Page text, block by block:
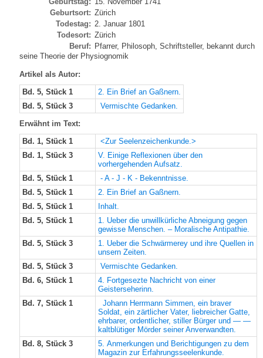
Geburtsort: Zürich
Todestag: 2. Januar 1801
Todesort: Zürich
Beruf: Pfarrer, Philosoph, Schriftsteller, bekannt durch
seine Theorie der Physiognomik
Artikel als Autor:
Bd. 5, Stück 1
2. Ein Brief an Gaßnern.
Bd. 5, Stück 3
Vermischte Gedanken.
Erwähnt im Text:
Bd. 1, Stück 1
<Zur Seelenzeichenkunde.>
Bd. 1, Stück 3
V. Einige Reflexionen über den
vorhergehenden Aufsatz.
Bd. 5, Stück 1
- A - J - K - Bekenntnisse.
Bd. 5, Stück 1
2. Ein Brief an Gaßnern.
Bd. 5, Stück 1
Inhalt.
Bd. 5, Stück 1
1. Ueber die unwillkürliche Abneigung gegen
gewisse Menschen. – Moralische Antipathie.
Bd. 5, Stück 3
1. Ueber die Schwärmerey und ihre Quellen in
unsern Zeiten.
Bd. 5, Stück 3
Vermischte Gedanken.
Bd. 6, Stück 1
4. Fortgesezte Nachricht von einer
Geisterseherinn.
Bd. 7, Stück 1
Johann Herrmann Simmen, ein braver
Soldat, ein zärtlicher Vater, liebreicher Gatte,
ehrbarer, ordentlicher, stiller Bürger und — —
kaltblütiger Mörder seiner Anverwandten.
Bd. 8, Stück 3
5. Anmerkungen und Berichtigungen zu dem
Magazin zur Erfahrungsseelenkunde.